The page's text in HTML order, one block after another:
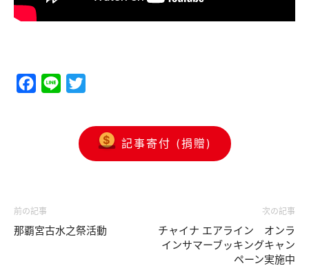
Facebook
Line
記事寄付 (捐贈)
前の記事
那覇宮古水之祭活動
次の記事
チャイナ エアライン オンラ
インサマーブッキングキャン
ペーン実施中